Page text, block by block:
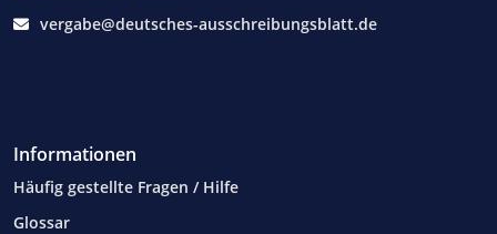
vergabe@deutsches-ausschreibungsblatt.de
Informationen
Häufig gestellte Fragen / Hilfe
Glossar